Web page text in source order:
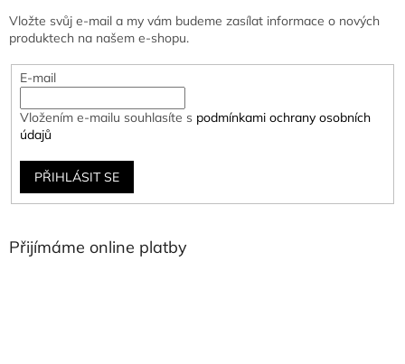
Vložte svůj e-mail a my vám budeme zasílat informace o nových
produktech na našem e-shopu.
E-mail
Vložením e-mailu souhlasíte s podmínkami ochrany osobních
údajů
PŘIHLÁSIT SE
Přijímáme online platby